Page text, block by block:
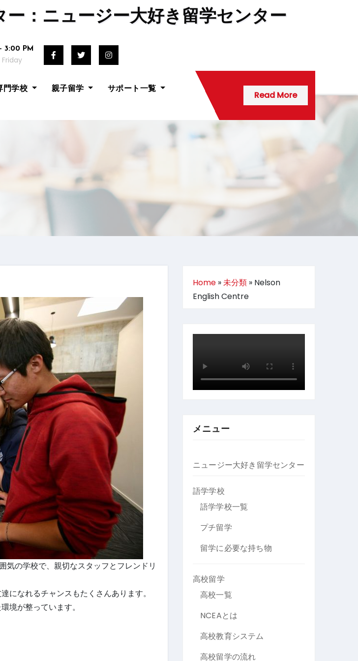
：ニュージー大好き留学センター
3:00 PM
門学校 親子留学
サポート一覧
Read More
の学校で、親切なスタッフとフレンドリ
になれるチャンスもたくさんあります。
境が整っています。
Home »未分類 » Nelson
English Centre
メニュー
ニュージー大好き留学センター
語学学校
語学学校一覧
プチ留学
留学に必要な持ち物
高校留学
高校一覧
NCEAとは
高校教育システム
高校留学の流れ